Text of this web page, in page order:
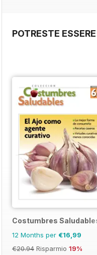
POTRESTE
Costumbres
12 Months per €16,99
€20.94 Risparmio 19%